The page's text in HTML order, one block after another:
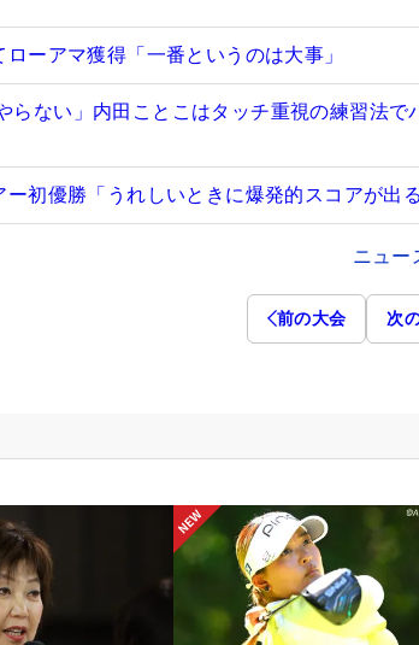
ーアマ獲得「一番というのは大事」
らない」内田ことこはタッチ重視の練習法で
ー初優勝「うれしいときに爆発的スコアが出
ニュー
前の大会 次